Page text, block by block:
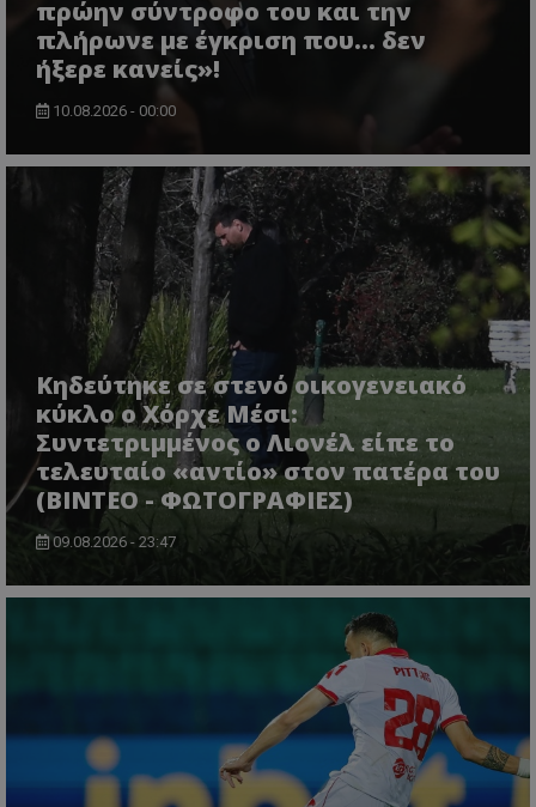
πρώην σύντροφο του και την
πλήρωνε με έγκριση που... δεν
ήξερε κανείς»!
10.08.2026 - 00:00
Κηδεύτηκε σε στενό οικογενειακό
κύκλο ο Χόρχε Μέσι:
Συντετριμμένος ο Λιονέλ είπε το
τελευταίο «αντίο» στον πατέρα του
(ΒΙΝΤΕΟ - ΦΩΤΟΓΡΑΦΙΕΣ)
09.08.2026 - 23:47